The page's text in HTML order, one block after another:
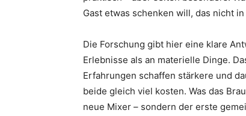
Gast etwas schenken will, das nicht
Die Forschung gibt hier eine klare
Erlebnisse als an materielle Dinge.
Erfahrungen schaffen stärkere und
beide gleich viel kosten. Was das
neue Mixer – sondern der erste